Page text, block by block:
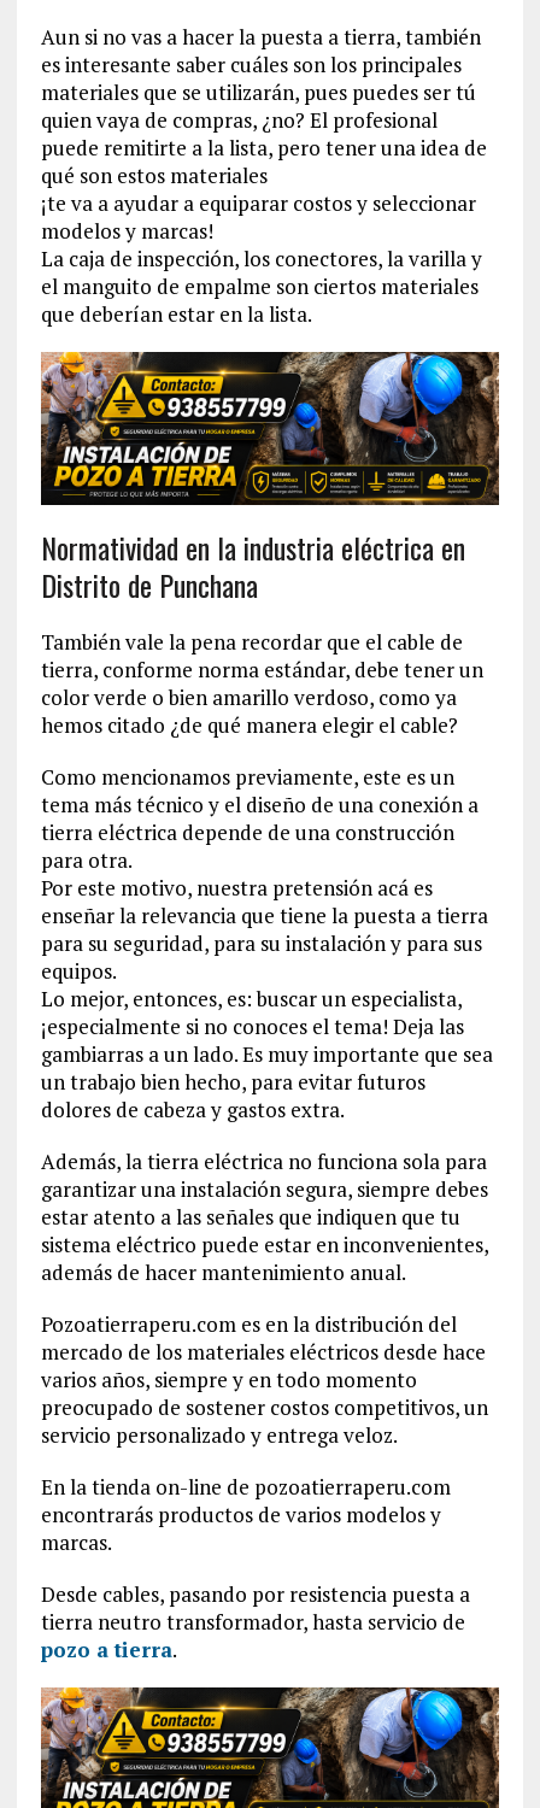
Aun si no vas a hacer la puesta a tierra, también
es interesante saber cuáles son los principales
materiales que se utilizarán, pues puedes ser tú
quien vaya de compras, ¿no? El profesional
puede remitirte a la lista, pero tener una idea de
qué son estos materiales
¡te va a ayudar a equiparar costos y seleccionar
modelos y marcas!
La caja de inspección, los conectores, la varilla y
el manguito de empalme son ciertos materiales
que deberían estar en la lista.
Normatividad en la industria eléctrica en
Distrito de Punchana
También vale la pena recordar que el cable de
tierra, conforme norma estándar, debe tener un
color verde o bien amarillo verdoso, como ya
hemos citado ¿de qué manera elegir el cable?
Como mencionamos previamente, este es un
tema más técnico y el diseño de una conexión a
tierra eléctrica depende de una construcción
para otra.
Por este motivo, nuestra pretensión acá es
enseñar la relevancia que tiene la puesta a tierra
para su seguridad, para su instalación y para sus
equipos.
Lo mejor, entonces, es: buscar un especialista,
¡especialmente si no conoces el tema! Deja las
gambiarras a un lado. Es muy importante que sea
un trabajo bien hecho, para evitar futuros
dolores de cabeza y gastos extra.
Además, la tierra eléctrica no funciona sola para
garantizar una instalación segura, siempre debes
estar atento a las señales que indiquen que tu
sistema eléctrico puede estar en inconvenientes,
además de hacer mantenimiento anual.
Pozoatierraperu.com es en la distribución del
mercado de los materiales eléctricos desde hace
varios años, siempre y en todo momento
preocupado de sostener costos competitivos, un
servicio personalizado y entrega veloz.
En la tienda on-line de pozoatierraperu.com
encontrarás productos de varios modelos y
marcas.
Desde cables, pasando por resistencia puesta a
tierra neutro transformador, hasta servicio de
pozo a tierra.